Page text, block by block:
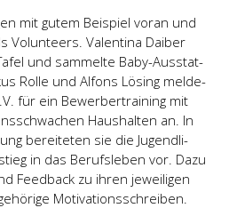
mit gutem Bei­spiel vor­an und
Vol­un­te­ers. Valen­ti­na Dai­ber
und sam­mel­te Baby-Aus­stat­
Rol­le und Alfons Lösing mel­de­
für ein Bewer­ber­trai­ning mit
Haus­hal­ten an. In
berei­te­ten sie die Jugend­li­
in das Berufs­le­ben vor. Dazu
Feed­back zu ihren jewei­li­gen
Moti­va­ti­ons­schrei­ben.